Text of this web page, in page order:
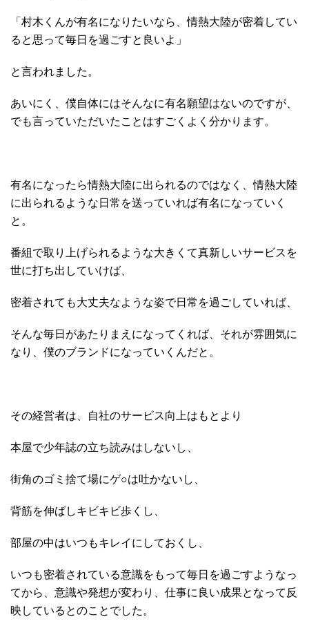
「村木くんが有名になりたいなら、情熱大陸が密着してい
ると思って毎日を過ごすと良いよ」
と言われました。
あいにく、僕自体にはそんなに有名願望はないのですが、
でも言っていただいたことはすごくよく分かります。
有名になったら情熱大陸に出られるのではなく、情熱大陸
に出られるような日常を送っていれば有名になっていく
と。
番組で取り上げられるような大きくて真新しいサービスを
世に打ち出していけば、
密着されても大丈夫なような姿で日常を過ごしていれば、
そんな毎日があたりまえになってくれば、それが雰囲気に
なり、僕のブランドになっていくんだと。
その経営者は、自社のサービス向上はもとより
本屋で少年誌の立ち読みはしないし、
街角のゴミ捨て場にゲ○は吐かないし、
背筋を伸ばしキビキビ歩くし、
部屋の中はいつもキレイにしておくし、
いつも密着されている意識をもって毎日を過ごすようなっ
てから、意識や発想が変わり、仕事に良い成果となって反
映しているとのことでした。